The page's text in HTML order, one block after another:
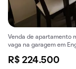
Venda de apartamento
vaga na garagem em
R$ 224.500